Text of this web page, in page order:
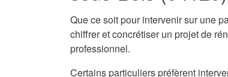
Que ce soit pour intervenir sur une
chiffrer et concrétiser un projet de
professionnel.
Certains particuliers préfèrent